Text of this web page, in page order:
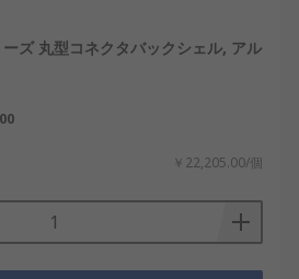
ズ 丸型コネクタバックシェル, アル
￥22,205.00/個